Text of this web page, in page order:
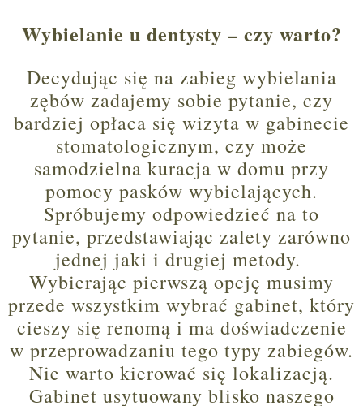
Wybielanie u dentysty – czy warto?
Decydując się na zabieg wybielania
zębów zadajemy sobie pytanie, czy
bardziej opłaca się wizyta w gabinecie
stomatologicznym, czy może
samodzielna kuracja w domu przy
pomocy pasków wybielających.
Spróbujemy odpowiedzieć na to
pytanie, przedstawiając zalety zarówno
jednej jaki i drugiej metody.
Wybierając pierwszą opcję musimy
przede wszystkim wybrać gabinet, który
cieszy się renomą i ma doświadczenie
w przeprowadzaniu tego typy zabiegów.
Nie warto kierować się lokalizacją.
Gabinet usytuowany blisko naszego